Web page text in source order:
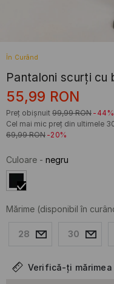
În Curând
Pantaloni scurți cu
55,99 RON
Preț obișnuit 99,99 RON -44%
Cel mai mic preț din ultimele
69,99 RON -20%
Culoare - negru
Mărime (disponibil în
28 30
Verifică-ți mărimea